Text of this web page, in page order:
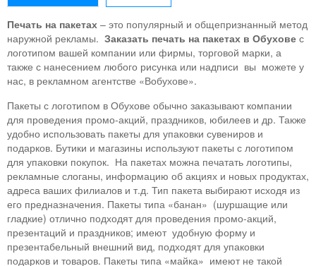
Печать на пакетах – это популярный и общепризнанный метод
наружной рекламы. Заказать печать на пакетах в Обухове с
логотипом вашей компании или фирмы, торговой марки, а
также с нанесением любого рисунка или надписи вы можете у
нас, в рекламном агентстве «Вобухове».
Пакеты с логотипом в Обухове обычно заказывают компании
для проведения промо-акций, праздников, юбилеев и др. Также
удобно использовать пакеты для упаковки сувениров и
подарков. Бутики и магазины используют пакеты с логотипом
для упаковки покупок. На пакетах можна печатать логотипы,
рекламные слоганы, информацию об акциях и новых продуктах,
адреса ваших филиалов и т.д. Тип пакета выбирают исходя из
его предназначения. Пакеты типа «банан» (шуршащие или
гладкие) отлично подходят для проведения промо-акций,
презентаций и праздников; имеют удобную форму и
презентабельный внешний вид, подходят для упаковки
подарков и товаров. Пакеты типа «майка» имеют не такой